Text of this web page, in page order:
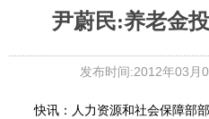
尹蔚民:养老金
发布时间:2012年03月
快讯：人力资源和社会保障部部